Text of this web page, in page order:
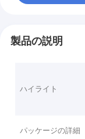
製品の説明
ハイライト
パッケージの詳細